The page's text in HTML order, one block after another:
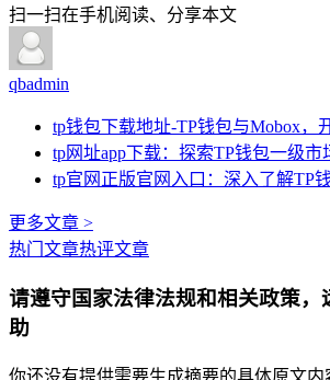
扫一扫在手机阅读、分享本文
qbadmin
tp钱包下载地址-TP钱包与Mobox，
tp网址app下载：探索TP钱包一级
tp官网正版官网入口：深入了解TP
更多文章 >
热门文章热评文章
请遵守国家法律法规和相关政策
助
你还没有提供需要生成摘要的具体原文